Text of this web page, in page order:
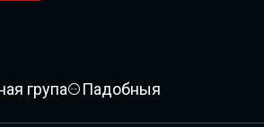
група Падобныя